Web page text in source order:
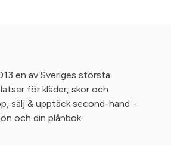
en av Sveriges största
för kläder, skor och
sälj & upptäck second-hand -
och din plånbok.